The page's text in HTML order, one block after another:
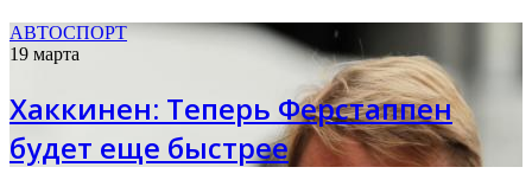
АВТОСПОРТ
19 марта
Хаккинен: Теперь Ферстаппен
будет еще быстрее